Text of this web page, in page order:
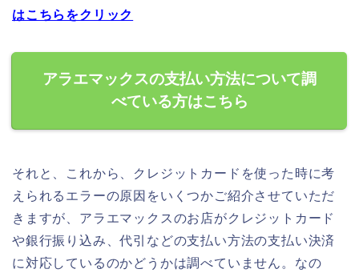
はこちらをクリック
アラエマックスの支払い方法について調
べている方はこちら
それと、これから、クレジットカードを使った時に考
えられるエラーの原因をいくつかご紹介させていただ
きますが、アラエマックスのお店がクレジットカード
や銀行振り込み、代引などの支払い方法の支払い決済
に対応しているのかどうかは調べていません。なの